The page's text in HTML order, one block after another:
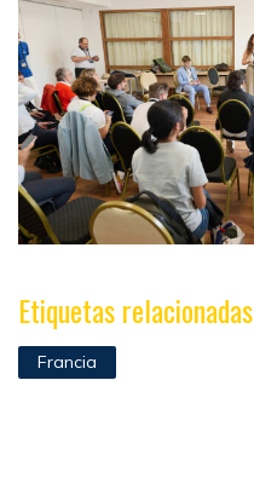
Etiquetas relacionadas
Francia